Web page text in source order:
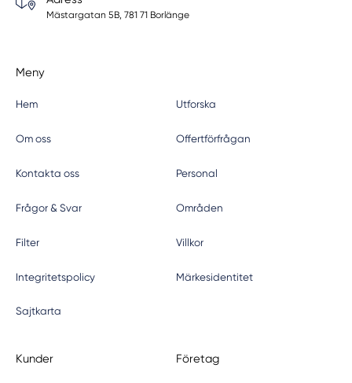
Mästargatan 5B, 781 71 Borlänge
Meny
Hem Utforska
Om oss Offertförfrågan
Kontakta oss Personal
Frågor & Svar Områden
Filter Villkor
Integritetspolicy Märkesidentitet
Sajtkarta
Kunder Företag